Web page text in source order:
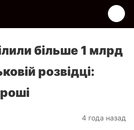
більше 1 млрд
розвідці:
4 года назад